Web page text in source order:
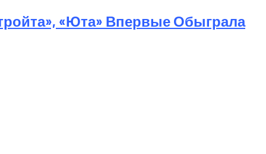
«Юта» Впервые Обыграла